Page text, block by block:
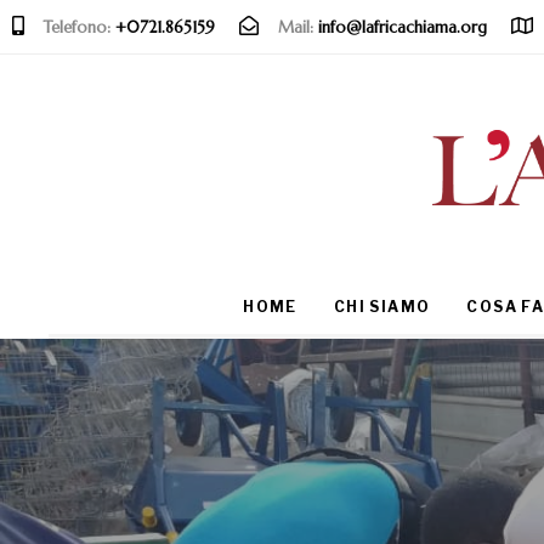
Telefono: +0721.865159 Mail: info@lafricachiama.org
HOME CHI SIAMO COSA